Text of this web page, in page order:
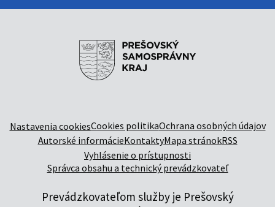
Nastavenia cookiesCookies politikaOchrana osobných údajov
Autorské informácieKontaktyMapa stránokRSS
Vyhlásenie o prístupnosti
Správca obsahu a technický prevádzkovateľ
Prevádzkovateľom služby je Prešovský